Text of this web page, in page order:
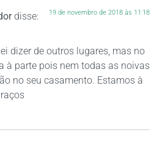
disse: 19 de novembro de 2018 às 11:18
dizer de outros lugares, mas no
à parte pois nem todas as noivas
no seu casamento. Estamos à